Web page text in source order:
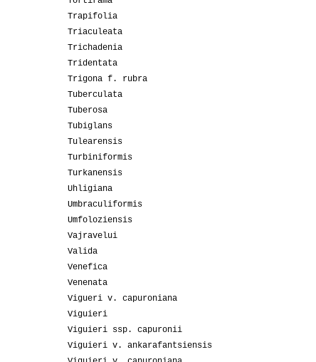
Trapifolia
Triaculeata
Trichadenia
Tridentata
Trigona f. rubra
Tuberculata
Tuberosa
Tubiglans
Tulearensis
Turbiniformis
Turkanensis
Uhligiana
Umbraculiformis
Umfoloziensis
Vajravelui
Valida
Venefica
Venenata
Vigueri v. capuroniana
Viguieri
Viguieri ssp. capuronii
Viguieri v. ankarafantsiensis